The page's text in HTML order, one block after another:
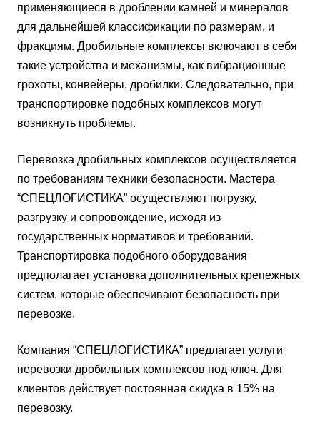
применяющиеся в дроблении камней и минералов
для дальнейшей классификации по размерам, и
фракциям. Дробильные комплексы включают в себя
такие устройства и механизмы, как вибрационные
грохоты, конвейеры, дробилки. Следовательно, при
транспортировке подобных комплексов могут
возникнуть проблемы.
Перевозка дробильных комплексов осуществляется
по требованиям техники безопасности. Мастера
“СПЕЦЛОГИСТИКА” осуществляют погрузку,
разгрузку и сопровождение, исходя из
государственных нормативов и требований.
Транспортировка подобного оборудования
предполагает установка дополнительных крепежных
систем, которые обеспечивают безопасность при
перевозке.
Компания “СПЕЦЛОГИСТИКА” предлагает услуги
перевозки дробильных комплексов под ключ. Для
клиентов действует постоянная скидка в 15% на
перевозку.